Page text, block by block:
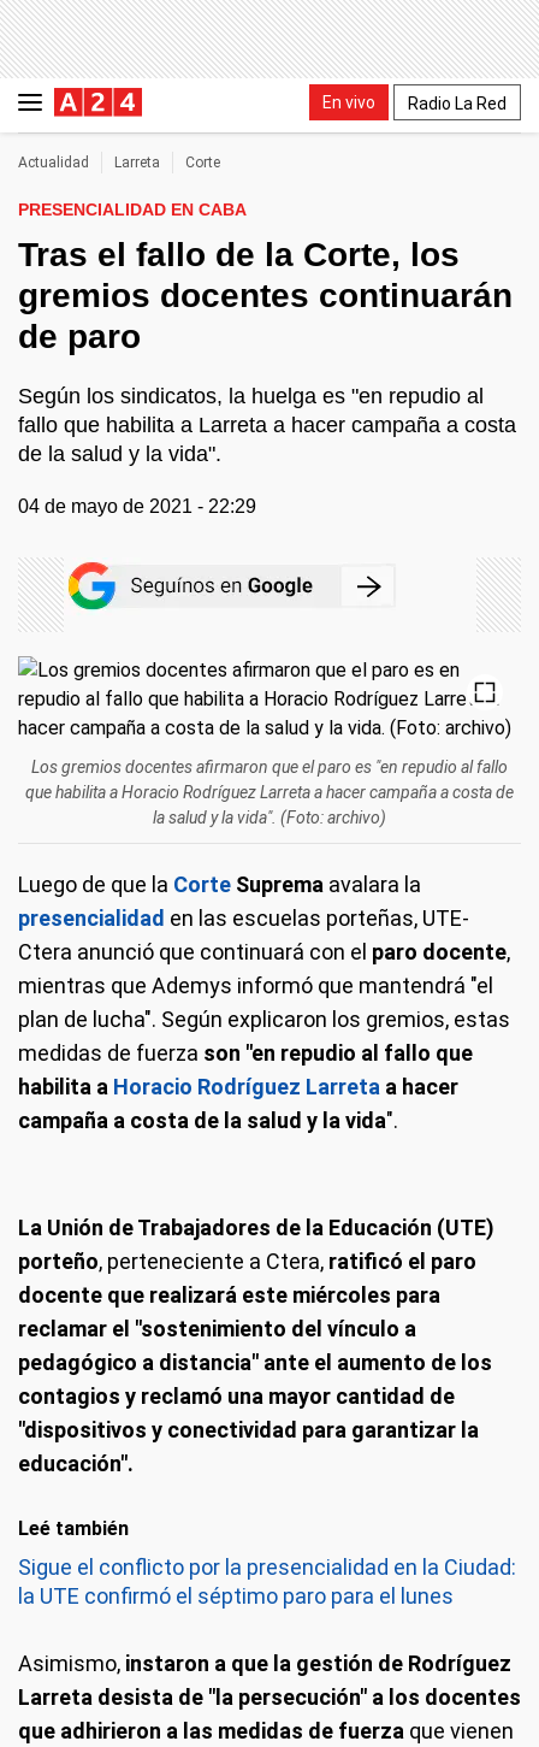
En vivo Radio La Red
Actualidad Larreta Corte
PRESENCIALIDAD EN CABA
Tras el fallo de la Corte, los
gremios docentes continuarán
de paro
Según los sindicatos, la huelga es "en repudio al
fallo que habilita a Larreta a hacer campaña a costa
de la salud y la vida".
04 de mayo de 2021 - 22:29
Los gremios docentes afirmaron que el paro es "en repudio al fallo
que habilita a Horacio Rodríguez Larreta a hacer campaña a costa de
la salud y la vida". (Foto: archivo)
Luego de que la Corte Suprema avalara la
presencialidad en las escuelas porteñas, UTE-
Ctera anunció que continuará con el paro docente,
mientras que Ademys informó que mantendrá "el
plan de lucha". Según explicaron los gremios, estas
medidas de fuerza son "en repudio al fallo que
habilita a Horacio Rodríguez Larreta a hacer
campaña a costa de la salud y la vida".
La Unión de Trabajadores de la Educación (UTE)
porteño, perteneciente a Ctera, ratificó el paro
docente que realizará este miércoles para
reclamar el "sostenimiento del vínculo a
pedagógico a distancia" ante el aumento de los
contagios y reclamó una mayor cantidad de
"dispositivos y conectividad para garantizar la
educación".
Leé también
Sigue el conflicto por la presencialidad en la Ciudad:
la UTE confirmó el séptimo paro para el lunes
Asimismo, instaron a que la gestión de Rodríguez
Larreta desista de "la persecución" a los docentes
que adhirieron a las medidas de fuerza que vienen